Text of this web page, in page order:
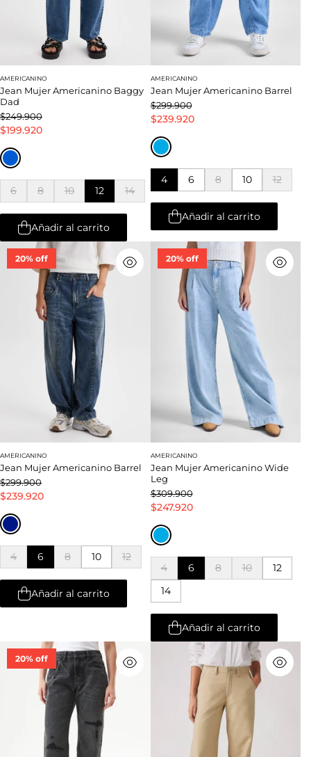
AMERICANINO
Jean Mujer Americanino Baggy
Dad
$249.900
$199.920
6 8 10 12 14
Añadir al carrito
AMERICANINO
Jean Mujer Americanino Barrel
$299.900
$239.920
4 6 8 10 12
Añadir al carrito
20% off
AMERICANINO
Jean Mujer Americanino Barrel
$299.900
$239.920
4 6 8 10 12
Añadir al carrito
20% off
AMERICANINO
Jean Mujer Americanino Wide
Leg
$309.900
$247.920
4 6 8 10
12
14
Añadir al carrito
20% off